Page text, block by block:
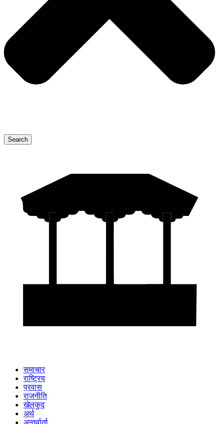
Search
समाचार
राष्ट्रिय
प्रवास
राजनीति
खेलकुद
अर्थ